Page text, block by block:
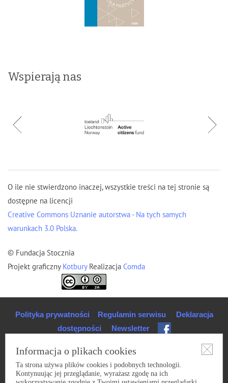
Wspierają nas
O ile nie stwierdzono inaczej, wszystkie treści na tej stronie są
dostępne na licencji
Creative Commons Uznanie autorstwa - Na tych samych
warunkach 3.0 Polska.
© Fundacja Stocznia
Projekt graficzny Kotbury Realizacja Comda
Informacja o plikach cookies
Ta strona używa plików cookies i podobnych technologii.
Kontynuując jej przeglądanie, wyrażasz zgodę na ich
Polityka prywatności Regulamin serwisu
Deklaracja
dostępności
Newsletter